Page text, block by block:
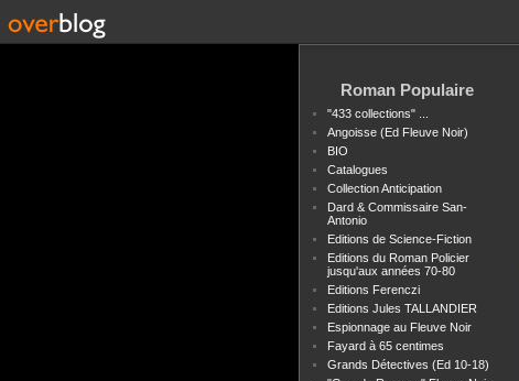
Roman Populaire
"433 collections" ...
Angoisse (Ed Fleuve Noir)
BIO
Catalogues
Collection Anticipation
Dard & Commissaire San-
Antonio
Editions de Science-Fiction
Editions du Roman Policier
jusqu'aux années 70-80
Editions Ferenczi
Editions Jules TALLANDIER
Espionnage au Fleuve Noir
Fayard à 65 centimes
Grands Détectives (Ed 10-18)